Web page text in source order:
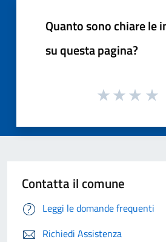
Quanto sono chiare le
su questa pagina?
Contatta il comune
Leggi le domande frequenti
Richiedi Assistenza